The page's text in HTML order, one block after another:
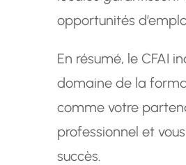
opportunités
En résumé, le CFAI
domaine de la
comme votre
professionnel et
succès.